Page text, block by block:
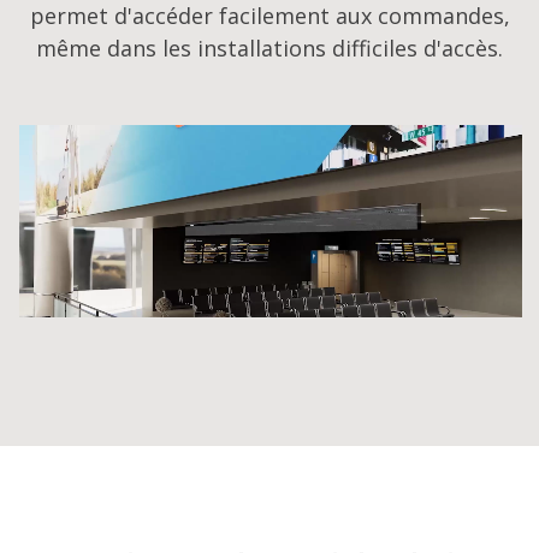
permet d'accéder facilement aux commandes,
même dans les installations difficiles d'accès.